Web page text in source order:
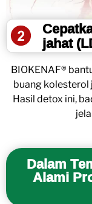
jahat
BIOKENAF®
buang kolesterol
Hasil detox ini,
Dalam
Alami